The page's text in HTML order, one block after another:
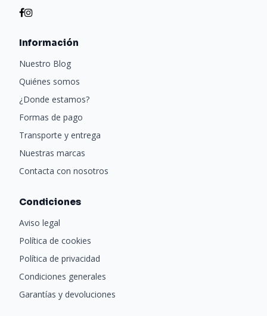
Información
Nuestro Blog
Quiénes somos
¿Donde estamos?
Formas de pago
Transporte y entrega
Nuestras marcas
Contacta con nosotros
Condiciones
Aviso legal
Política de cookies
Política de privacidad
Condiciones generales
Garantías y devoluciones